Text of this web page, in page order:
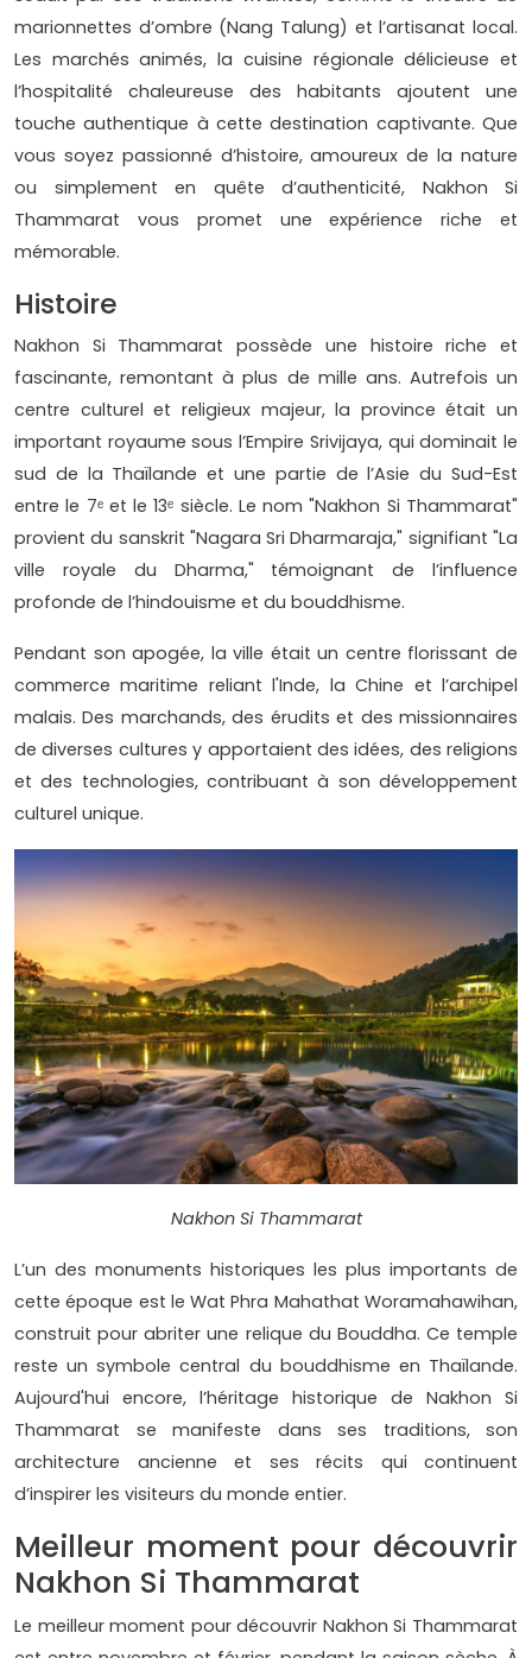
marionnettes d’ombre (Nang Talung) et l’artisanat local.
Les marchés animés, la cuisine régionale délicieuse et
l’hospitalité chaleureuse des habitants ajoutent une
touche authentique à cette destination captivante. Que
vous soyez passionné d’histoire, amoureux de la nature
ou simplement en quête d’authenticité, Nakhon Si
Thammarat vous promet une expérience riche et
mémorable.
Histoire
Nakhon Si Thammarat possède une histoire riche et
fascinante, remontant à plus de mille ans. Autrefois un
centre culturel et religieux majeur, la province était un
important royaume sous l’Empire Srivijaya, qui dominait le
sud de la Thaïlande et une partie de l’Asie du Sud-Est
entre le 7ᵉ et le 13ᵉ siècle. Le nom "Nakhon Si Thammarat"
provient du sanskrit "Nagara Sri Dharmaraja," signifiant "La
ville royale du Dharma," témoignant de l’influence
profonde de l’hindouisme et du bouddhisme.
Pendant son apogée, la ville était un centre florissant de
commerce maritime reliant l'Inde, la Chine et l’archipel
malais. Des marchands, des érudits et des missionnaires
de diverses cultures y apportaient des idées, des religions
et des technologies, contribuant à son développement
culturel unique.
Nakhon Si Thammarat
L’un des monuments historiques les plus importants de
cette époque est le Wat Phra Mahathat Woramahawihan,
construit pour abriter une relique du Bouddha. Ce temple
reste un symbole central du bouddhisme en Thaïlande.
Aujourd'hui encore, l’héritage historique de Nakhon Si
Thammarat se manifeste dans ses traditions, son
architecture ancienne et ses récits qui continuent
d’inspirer les visiteurs du monde entier.
Meilleur moment pour découvrir
Nakhon Si Thammarat
Le meilleur moment pour découvrir Nakhon Si Thammarat